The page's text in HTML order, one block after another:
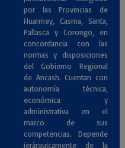
por las Provincias de
Huarmey, Casma, Santa,
Pallasca y Corongo, en
concordancia con las
normas y disposiciones
del Gobierno Regional
de Ancash. Cuentan con
autonomía técnica,
económica y
administrativa en el
marco de sus
competencias. Depende
jerárquicamente de la